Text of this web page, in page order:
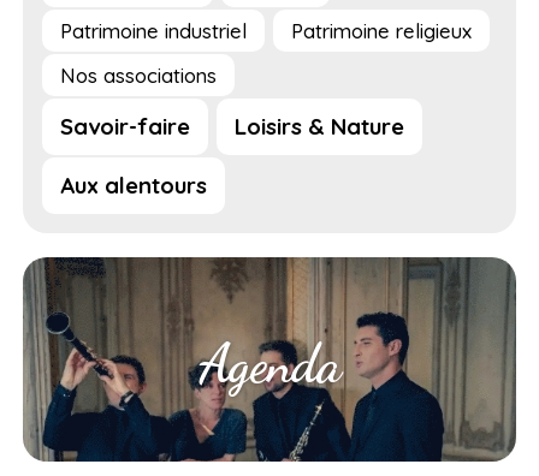
Patrimoine industriel
Patrimoine religieux
Nos associations
Savoir-faire Loisirs & Nature
Aux alentours
Agenda